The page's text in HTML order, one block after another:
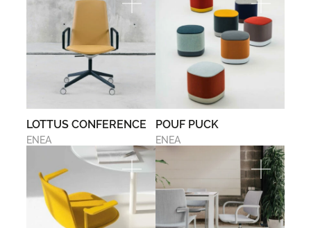
LOTTUS CONFERENCE
ENEA
POUF PUCK
ENEA